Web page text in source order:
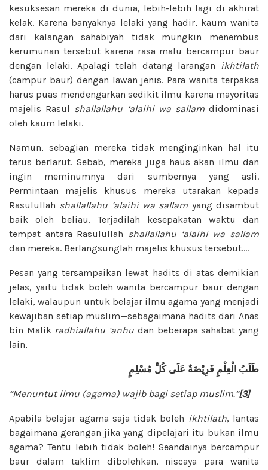
kesuksesan mereka di dunia, lebih-lebih lagi di akhirat
kelak. Karena banyaknya lelaki yang hadir, kaum wanita
dari kalangan sahabiyah tidak mungkin menembus
kerumunan tersebut karena rasa malu bercampur baur
dengan lelaki. Apalagi telah datang larangan
ikhtilath
(campur baur) dengan lawan jenis. Para wanita terpaksa
harus puas mendengarkan sedikit ilmu karena mayoritas
majelis Rasul shallallahu ‘alaihi wa sallamdidominasi
oleh kaum lelaki.
Namun, sebagian mereka tidak menginginkan hal itu
terus berlarut. Sebab, mereka juga haus akan ilmu dan
ingin meminumnya dari sumbernya yang asli.
Permintaan majelis khusus mereka utarakan kepada
Rasulullah shallallahu ‘alaihi wa sallam yang disambut
baik oleh beliau. Terjadilah kesepakatan waktu dan
tempat antara Rasulullah shallallahu ‘alaihi wa sallam
dan mereka. Berlangsunglah majelis khusus tersebut….
Pesan yang tersampaikan lewat hadits di atas demikian
jelas, yaitu tidak boleh wanita bercampur baur dengan
lelaki, walaupun untuk belajar ilmu agama yang menjadi
kewajiban setiap muslim—sebagaimana hadits dari Anas
bin Malik radhiallahu ‘anhu dan beberapa sahabat yang
lain,
طَلَبُ الْعِلْمِ فَرِيْضَةٌ عَلَى كُلِّ مُسْلِمٍ
“Menuntut ilmu (agama) wajib bagi setiap muslim.”[3]
Apabila belajar agama saja tidak boleh ikhtilath, lantas
bagaimana gerangan jika yang dipelajari itu bukan ilmu
agama? Tentu lebih tidak boleh! Seandainya bercampur
baur dalam taklim dibolehkan, niscaya para wanita